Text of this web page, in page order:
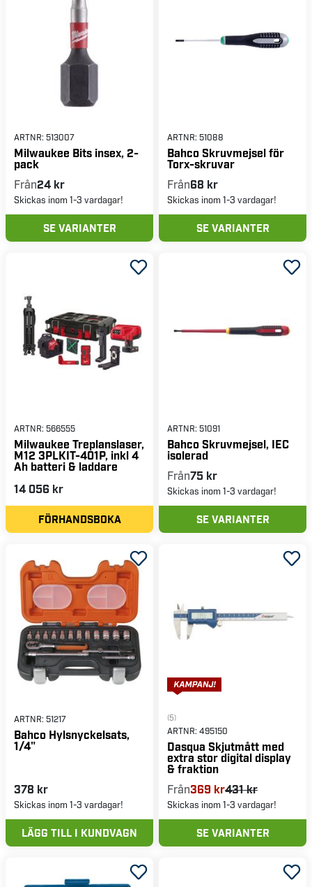
ARTNR: 513007
Milwaukee Bits insex, 2-
pack
Från24 kr
Skickas inom 1-3 vardagar!
SE VARIANTER
ARTNR: 51088
Bahco Skruvmejsel för
Torx-skruvar
Från68 kr
Skickas inom 1-3 vardagar!
SE VARIANTER
ARTNR: 566555
Milwaukee Treplanslaser,
M12 3PLKIT-401P, inkl 4
Ah batteri & laddare
14 056 kr
FÖRHANDSBOKA
ARTNR: 51091
Bahco Skruvmejsel, IEC
isolerad
Från75 kr
Skickas inom 1-3 vardagar!
SE VARIANTER
ARTNR: 51217
Bahco Hylsnyckelsats,
1/4"
378 kr
Skickas inom 1-3 vardagar!
LÄGG TILL I KUNDVAGN
(5)
ARTNR: 495150
Dasqua Skjutmått med
extra stor digital display
& fraktion
Från369 kr431 kr
Skickas inom 1-3 vardagar!
SE VARIANTER